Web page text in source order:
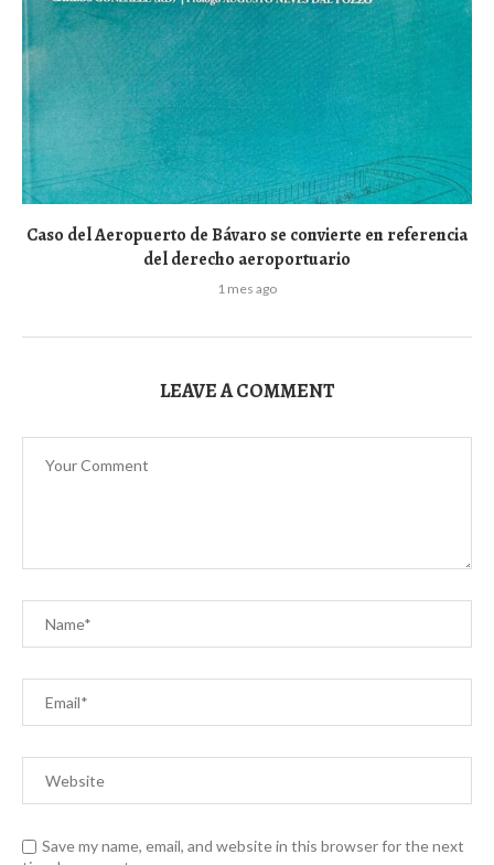
Caso del Aeropuerto de Bávaro se convierte en referencia
del derecho aeroportuario
1 mes ago
LEAVE A COMMENT
Save my name, email, and website in this browser for the next